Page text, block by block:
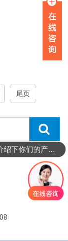
尾页
可以介绍下你们的产品么？